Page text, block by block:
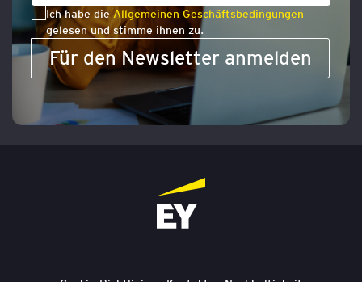
Ich habe dieAllgemeinen Geschäftsbedingungen
gelesen und stimme ihnen zu.
Für den Newsletter anmelden